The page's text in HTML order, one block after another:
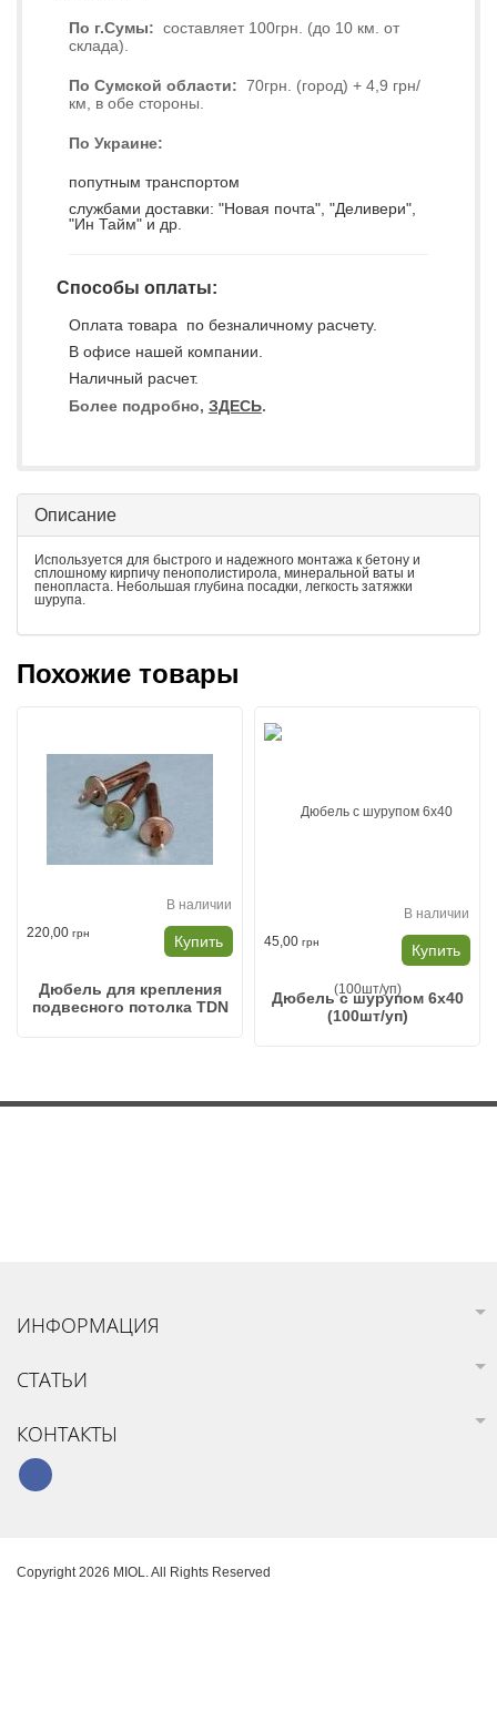
По г.Сумы: составляет 100грн. (до 10 км. от
склада).
По Сумской области: 70грн. (город) + 4,9 грн/
км, в обе стороны.
По Украине:
попутным транспортом
службами доставки: "Новая почта", "Деливери",
"Ин Тайм" и др.
Способы оплаты:
Оплата товара по безналичному расчету.
В офисе нашей компании.
Наличный расчет.
Более подробно, ЗДЕСЬ.
Описание
Используется для быстрого и надежного монтажа к бетону и
сплошному кирпичу пенополистирола, минеральной ваты и
пенопласта. Небольшая глубина посадки, легкость затяжки
шурупа.
Похожие товары
В наличии
220,00 грн Купить
Дюбель для крепления
подвесного потолка TDN
В наличии
45,00 грн Купить
Дюбель с шурупом 6х40
(100шт/уп)
ИНФОРМАЦИЯ
СТАТЬИ
КОНТАКТЫ
Copyright 2026 MIOL. All Rights Reserved